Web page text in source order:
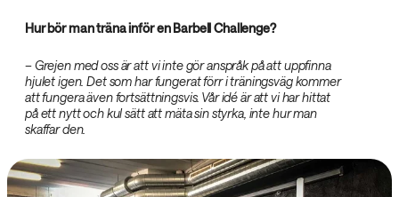
Hur bör man träna inför en Barbell Challenge?
– Grejen med oss är att vi inte gör anspråk på att uppfinna
hjulet igen. Det som har fungerat förr i träningsväg kommer
att fungera även fortsättningsvis. Vår idé är att vi har hittat
på ett nytt och kul sätt att mäta sin styrka, inte hur man
skaffar den.